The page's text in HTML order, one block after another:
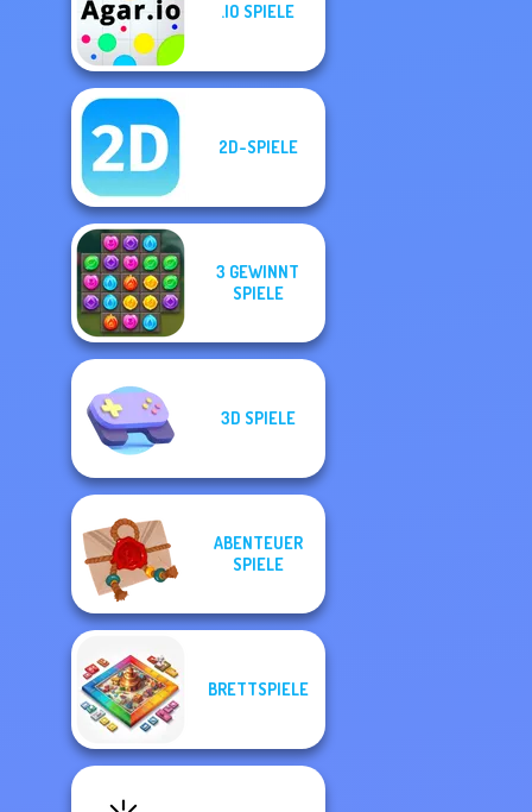
.IO SPIELE
2D-SPIELE
3 GEWINNT
SPIELE
3D SPIELE
ABENTEUER
SPIELE
BRETTSPIELE